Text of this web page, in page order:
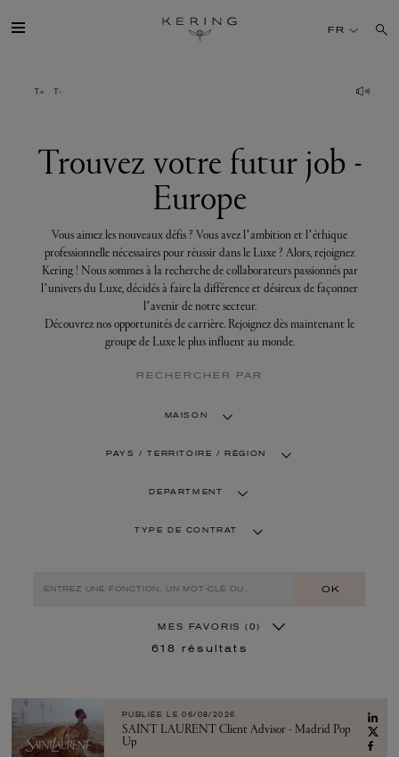
votre
futur
DÉV. DURABLE
FINANCE
PRESSE
FR
Trouvez votre futur job -
Europe
Vous aimez les nouveaux défis ? Vous avez l’ambition et l’éthique
professionnelle nécessaires pour réussir dans le Luxe ? Alors, rejoignez
Kering ! Nous sommes à la recherche de collaborateurs passionnés par
l’univers du Luxe, décidés à faire la différence et désireux de façonner
l’avenir de notre secteur.
Découvrez nos opportunités de carrière. Rejoignez dès maintenant le
groupe de Luxe le plus influent au monde.
RECHERCHER PAR
MAISON
PAYS / TERRITOIRE / RÉGION
DEPARTMENT
TYPE DE CONTRAT
OK
MES FAVORIS (0)
618 résultats
PUBLIÉE LE 06/08/2026
SAINT LAURENT Client Advisor - Madrid Pop
Up